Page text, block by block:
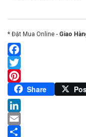
* Đặt Mua Online - Giao
Facebook
Twitter
Pinterest
Share
LinkedIn
Email